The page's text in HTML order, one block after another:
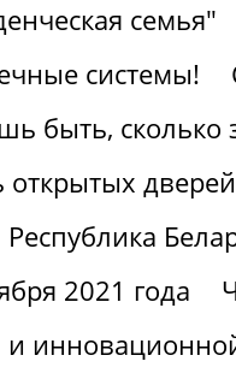
семья"
системы!
быть, сколько
открытых
2021 года